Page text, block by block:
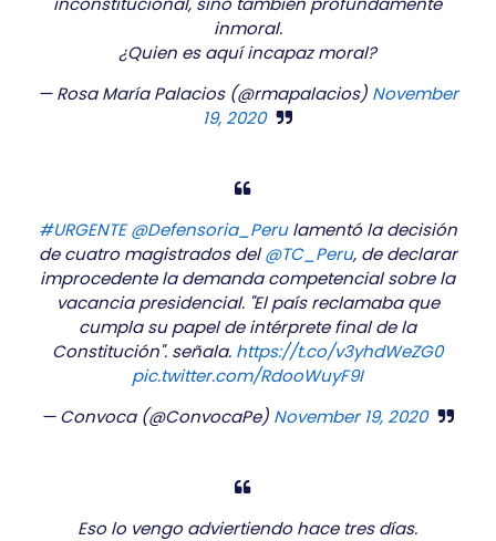
inmoral.
¿Quien es aquí incapaz moral?
— Rosa María Palacios (@rmapalacios) November
19, 2020
#URGENTE @Defensoria_Perulamentó la decisión
de cuatro magistrados del@TC_Peru, de declarar
improcedente la demanda competencial sobre la
vacancia presidencial. "El país reclamaba que
cumpla su papel de intérprete final de la
Constitución". señala. https://t.co/v3yhdWeZG0
pic.twitter.com/RdooWuyF9I
— Convoca (@ConvocaPe) November 19, 2020
Eso lo vengo adviertiendo hace tres días.